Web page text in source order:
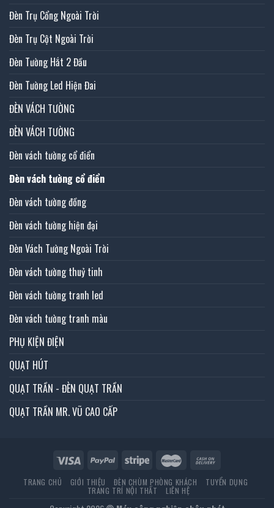
Đèn Trụ Cổng Ngoài Trời
Đèn Trụ Cột Ngoài Trời
Đèn Tường Hắt 2 Đầu
Đèn Tường Led Hiện Đai
ĐÈN VÁCH TƯỜNG
ĐÈN VÁCH TƯỜNG
Đèn vách tường cổ điển
Đèn vách tường cổ điển
Đèn vách tường đồng
Đèn vách tường hiện đại
Đèn Vách Tường Ngoài Trời
Đèn vách tường thuỷ tinh
Đèn vách tường tranh led
Đèn vách tường tranh màu
PHỤ KIỆN ĐIỆN
QUẠT HÚT
QUẠT TRẦN - ĐÈN QUẠT TRẦN
QUẠT TRẦN MR. VŨ CAO CẤP
TRANG CHỦ GIỚI THIỆU ĐÈN CHÙM PHÒNG KHÁCH TUYỂN DỤNG
TRANG TRÍ NỘI THẤT LIÊN HỆ